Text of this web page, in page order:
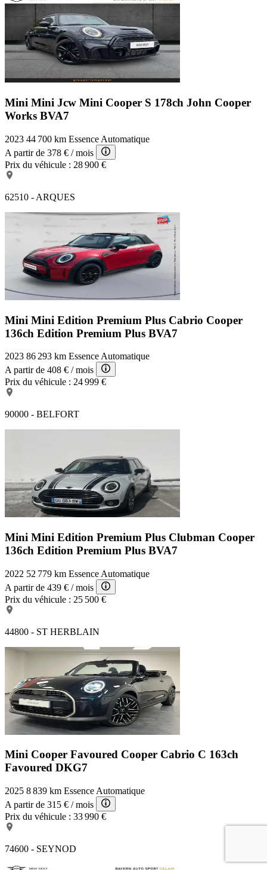
Mini Mini Jcw Mini Cooper S 178ch John Cooper
Works BVA7
2023 44 700 km Essence Automatique
A partir de 378 € / mois
Prix du véhicule : 28 900 €
62510 - ARQUES
Mini Mini Edition Premium Plus Cabrio Cooper
136ch Edition Premium Plus BVA7
2023 86 293 km Essence Automatique
A partir de 408 € / mois
Prix du véhicule : 24 999 €
90000 - BELFORT
Mini Mini Edition Premium Plus Clubman Cooper
136ch Edition Premium Plus BVA7
2022 52 779 km Essence Automatique
A partir de 439 € / mois
Prix du véhicule : 25 500 €
44800 - ST HERBLAIN
Mini Cooper Favoured Cooper Cabrio C 163ch
Favoured DKG7
2025 8 839 km Essence Automatique
A partir de 315 € / mois
Prix du véhicule : 33 990 €
74600 - SEYNOD